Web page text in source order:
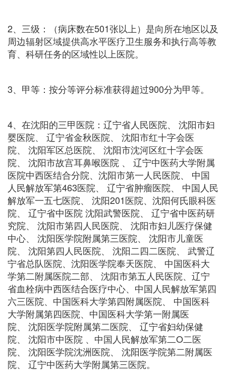
2、三级：（病床数在501张以上）是向所在地区以及
周边辐射区域提供高水平医疗卫生服务和执行高等教
育、科研任务的区域性以上医院。
3、甲等：按分等评分标准获得超过900分为甲等。
4、在沈阳的三甲医院：辽宁省人民医院、 沈阳市妇
婴医院、 辽宁省金秋医院、 沈阳市红十字会医
院、 沈阳军区总医院、 沈阳市沈河区红十字会医
院、 沈阳市故宫耳鼻喉医院 、 辽宁中医药大学附属
医院中西医结合分院、沈阳市第一人民医院、 中国
人民解放军第463医院、 辽宁省肿瘤医院、 中国人民
解放军一五七医院、 沈阳201医院、沈阳何氏眼科医
院、 辽宁省中医院 沈阳武警医院、 辽宁省中医药研
究院、 沈阳市第四人民医院、 沈阳市妇儿医疗保健
中心、 沈阳医学院附属第三医院、 沈阳市儿童医
院、 沈阳第四人民医院、 沈阳二四二医院、 武警辽
宁省总队医院、沈阳医学院奉天医院、 中国医科大
学第二附属医院二部、 沈阳市第五人民医院、辽宁
省血栓病中西医结合医疗中心、中国人民解放军第四
六三医院、中国医科大学第四附属医院、 中国医科
大学附属第四医院、中国医科大学第一附属医
院、 沈阳医学院附属第二医院、 辽宁省妇幼保健
院、 沈阳市中医院 、中国人民解放军第二O二医
院、 沈阳医学院沈洲医院、 沈阳医学院第二附属医
院、 辽宁中医药大学附属第三医院。